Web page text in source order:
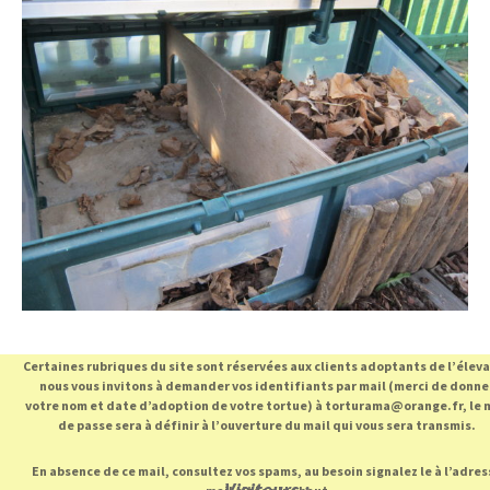
Certaines rubriques du site sont réservées aux clients adoptants de
nous vous invitons à demander vos identifiants par mail (merci de
votre nom et date d’adoption de votre tortue) à torturama@orange.fr, le
de passe sera à définir à l’ouverture du mail qui vous sera transmis.
En absence de ce mail, consultez vos spams, au besoin signalez le à